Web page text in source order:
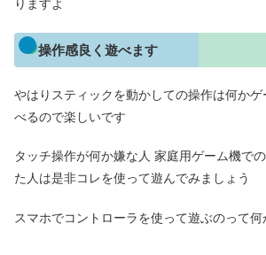
りますよ
操作感良く遊べます
やはりスティックを動かしての操作は何か
べるので楽しいです
タッチ操作が何か嫌な人 家庭用ゲーム機で
た人は是非コレを使って遊んでみましょう
スマホでコントローラを使って遊ぶのって